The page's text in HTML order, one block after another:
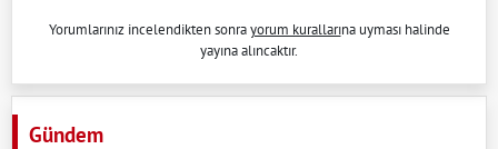
Yorumlarınız incelendikten sonrayorum kurallarına uyması halinde
yayına alıncaktır.
Gündem